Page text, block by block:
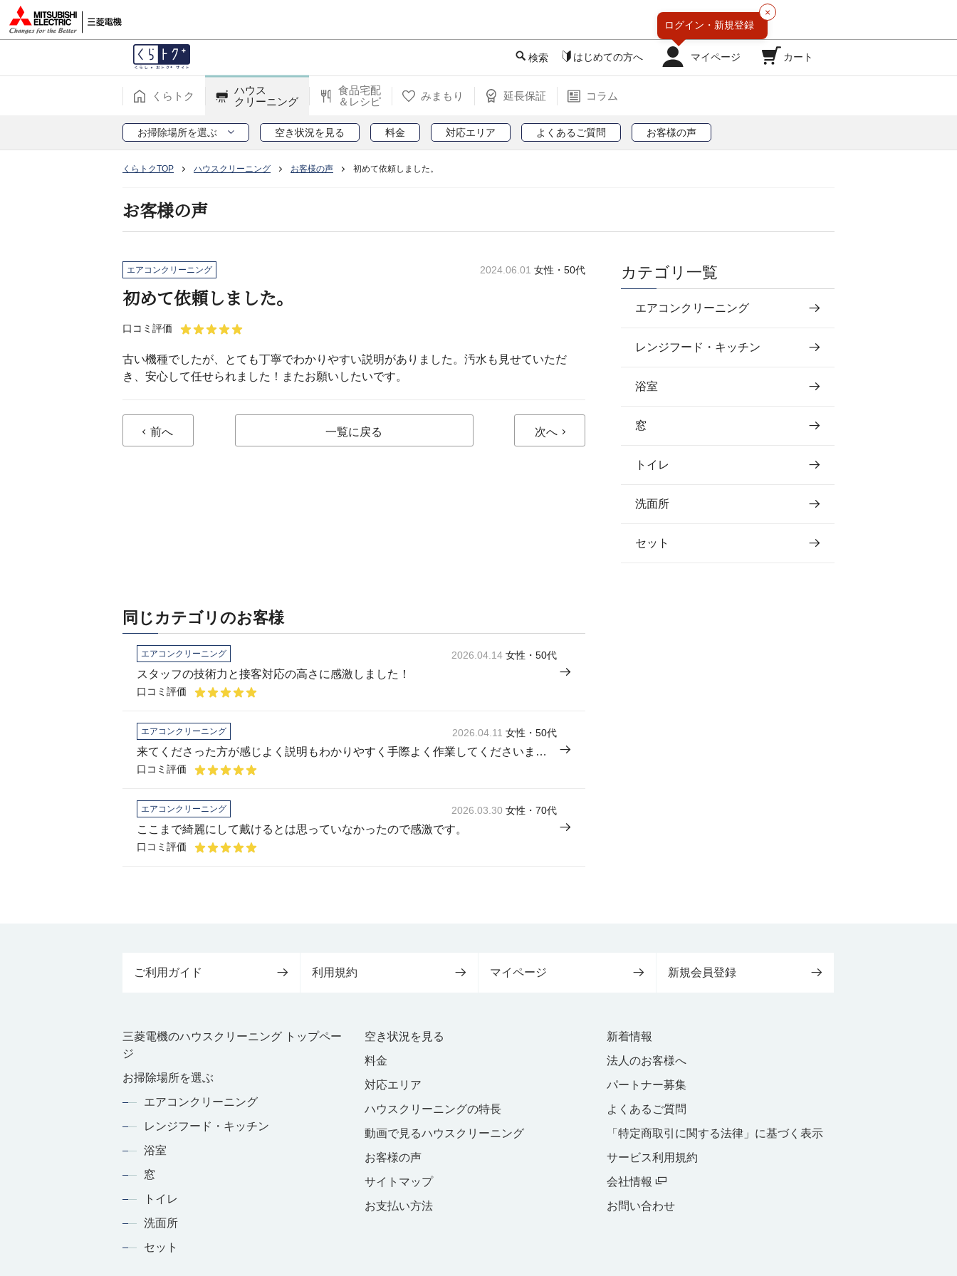
検索 はじめての方へ マイページ
×
ログイン・ 新規登録
カート
くらトク
ハウス
クリーニング
食品宅配
＆レシピ
みまもり 延長保証 コラム
お掃除場所を選ぶ 空き状況を見る 料金 対応エリア よくあるご質問 お客様の声
くらトクTOP ハウスクリーニング お客様の声 初めて依頼しました。
お客様の声
エアコンクリーニング 2024.06.01 女性・50代
初めて依頼しました。
口コミ評価
古い機種でしたが、とても丁寧でわかりやすい説明がありました。汚水も見せていただ
き、安心して任せられました！またお願いしたいです。
前へ 一覧に戻る 次へ
カテゴリ一覧
エアコンクリーニング
レンジフード・キッチン
浴室
窓
トイレ
洗面所
セット
同じカテゴリのお客様
エアコンクリーニング 2026.04.14 女性・50代
スタッフの技術力と接客対応の高さに感激しました！
口コミ評価
エアコンクリーニング 2026.04.11 女性・50代
来てくださった方が感じよく説明もわかりやすく手際よく作業してくださいました。
口コミ評価
エアコンクリーニング 2026.03.30 女性・70代
ここまで綺麗にして戴けるとは思っていなかったので感激です。
口コミ評価
ご利用ガイド 利用規約 マイページ 新規会員登録
三菱電機のハウスクリーニング トップペー
ジ
お掃除場所を選ぶ
エアコンクリーニング
レンジフード・キッチン
浴室
窓
トイレ
洗面所
セット
空き状況を見る
料金
対応エリア
ハウスクリーニングの特長
動画で見るハウスクリーニング
お客様の声
サイトマップ
お支払い方法
新着情報
法人のお客様へ
パートナー募集
よくあるご質問
「特定商取引に関する法律」に基づく表示
サービス利用規約
会社情報
お問い合わせ